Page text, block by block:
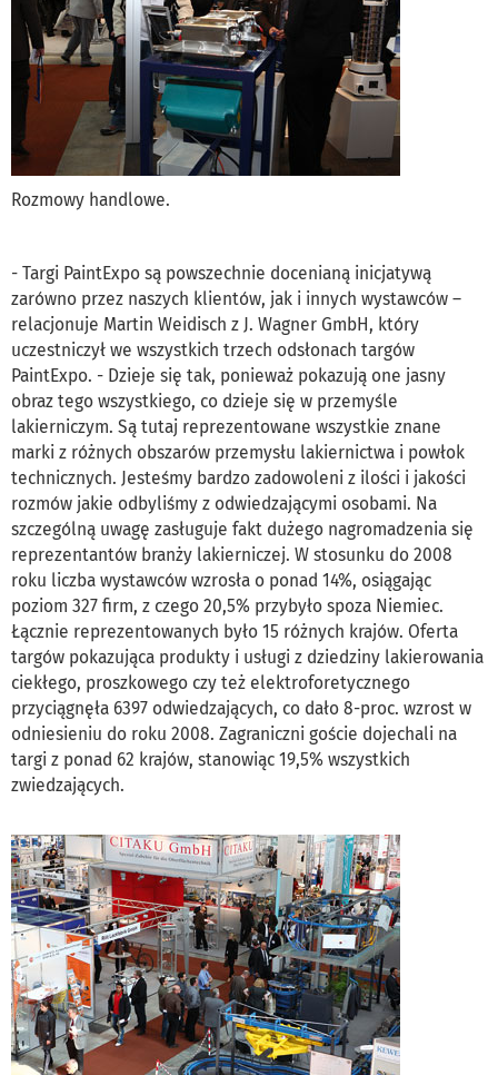
Rozmowy handlowe.
- Targi PaintExpo są powszechnie docenianą inicjatywą
zarówno przez naszych klientów, jak i innych wystawców –
relacjonuje Martin Weidisch z J. Wagner GmbH, który
uczestniczył we wszystkich trzech odsłonach targów
PaintExpo. - Dzieje się tak, ponieważ pokazują one jasny
obraz tego wszystkiego, co dzieje się w przemyśle
lakierniczym. Są tutaj reprezentowane wszystkie znane
marki z różnych obszarów przemysłu lakiernictwa i powłok
technicznych. Jesteśmy bardzo zadowoleni z ilości i jakości
rozmów jakie odbyliśmy z odwiedzającymi osobami. Na
szczególną uwagę zasługuje fakt dużego nagromadzenia się
reprezentantów branży lakierniczej. W stosunku do 2008
roku liczba wystawców wzrosła o ponad 14%, osiągając
poziom 327 firm, z czego 20,5% przybyło spoza Niemiec.
Łącznie reprezentowanych było 15 różnych krajów. Oferta
targów pokazująca produkty i usługi z dziedziny lakierowania
ciekłego, proszkowego czy też elektroforetycznego
przyciągnęła 6397 odwiedzających, co dało 8-proc. wzrost w
odniesieniu do roku 2008. Zagraniczni goście dojechali na
targi z ponad 62 krajów, stanowiąc 19,5% wszystkich
zwiedzających.